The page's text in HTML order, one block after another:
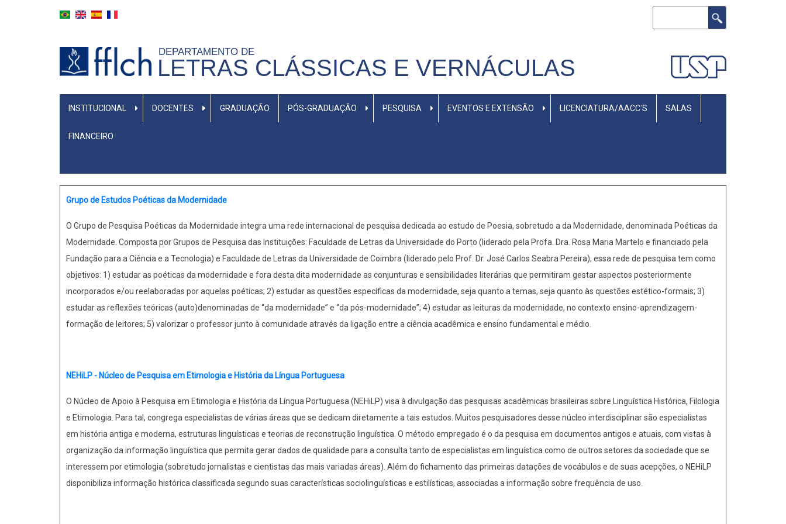
DEPARTAMENTO DE
LETRAS CLÁSSICAS E VERNÁCULAS
MENU
INSTITUCIONAL DOCENTES GRADUAÇÃO PÓS-GRADUAÇÃO PESQUISA EVENTOS E EXTENSÃO LICENCIATURA/AACC'S SALAS
FINANCEIRO
Grupo de Estudos Poéticas da Modernidade
O Grupo de Pesquisa Poéticas da Modernidade integra uma rede internacional de pesquisa dedicada ao estudo de Poesia, sobretudo a da Modernidade, denominada Poéticas da
Modernidade. Composta por Grupos de Pesquisa das Instituições: Faculdade de Letras da Universidade do Porto (liderado pela Profa. Dra. Rosa Maria Martelo e financiado pela
Fundação para a Ciência e a Tecnologia) e Faculdade de Letras da Universidade de Coimbra (liderado pelo Prof. Dr. José Carlos Seabra Pereira), essa rede de pesquisa tem como
objetivos: 1) estudar as poéticas da modernidade e fora desta dita modernidade as conjunturas e sensibilidades literárias que permitiram gestar aspectos posteriormente
incorporados e/ou reelaboradas por aquelas poéticas; 2) estudar as questões específicas da modernidade, seja quanto a temas, seja quanto às questões estético-formais; 3)
estudar as reflexões teóricas (auto)denominadas de “da modernidade” e “da pós-modernidade”; 4) estudar as leituras da modernidade, no contexto ensino-aprendizagem-
formação de leitores; 5) valorizar o professor junto à comunidade através da ligação entre a ciência acadêmica e ensino fundamental e médio.
NEHiLP - Núcleo de Pesquisa em Etimologia e História da Língua Portuguesa
O Núcleo de Apoio à Pesquisa em Etimologia e História da Língua Portuguesa (NEHiLP) visa à divulgação das pesquisas acadêmicas brasileiras sobre Linguística Histórica, Filologia
e Etimologia. Para tal, congrega especialistas de várias áreas que se dedicam diretamente a tais estudos. Muitos pesquisadores desse núcleo interdisciplinar são especialistas
em história antiga e moderna, estruturas linguísticas e teorias de reconstrução linguística. O método empregado é o da pesquisa em documentos antigos e atuais, com vistas à
organização da informação linguística que permita gerar dados de qualidade para a consulta tanto de especialistas em linguística como de outros setores da sociedade que se
interessem por etimologia (sobretudo jornalistas e cientistas das mais variadas áreas). Além do fichamento das primeiras datações de vocábulos e de suas acepções, o NEHiLP
disponibiliza informação histórica classificada segundo suas características sociolinguísticas e estilísticas, associadas a informação sobre frequência de uso.